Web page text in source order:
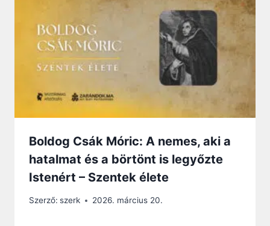
Boldog Csák Móric: A nemes, aki a
hatalmat és a börtönt is legyőzte
Istenért – Szentek élete
Szerző: szerk 2026. március 20.